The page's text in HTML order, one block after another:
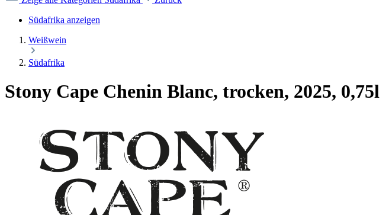
Südafrika anzeigen
Weißwein
Südafrika
Stony Cape Chenin Blanc, trocken, 2025, 0,75l